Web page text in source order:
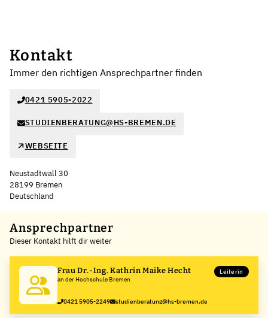
Kontakt
Immer den richtigen Ansprechpartner finden
0421 5905-2022
STUDIENBERATUNG@HS-BREMEN.DE
WEBSEITE
Neustadtwall 30
28199 Bremen
Deutschland
Ansprechpartner
Dieser Kontakt hilft dir weiter
Frau Dr.-Ing. Kathrin Maike Hecht
an der Hochschule Bremen
Leiterin
0421 5905-2249 studienberatung@hs-bremen.de